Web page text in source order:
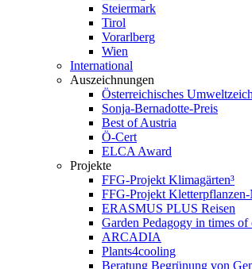
Steiermark
Tirol
Vorarlberg
Wien
International
Auszeichnungen
Österreichisches
Sonja-Bernadotte-Preis
Best of Austria
Ö-Cert
ELCA Award
Projekte
FFG-Projekt Klimagärten³
FFG-Projekt
ERASMUS PLUS Reisen
Garden Pedagogy in times of
ARCADIA
Plants4cooling
Beratung Begrünung von